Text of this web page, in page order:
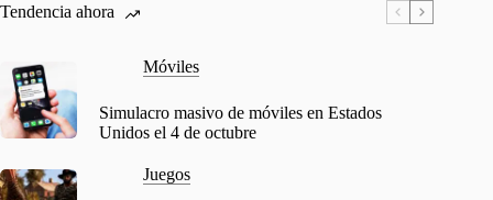
Tendencia ahora
Móviles
Simulacro masivo de móviles en Estados
Unidos el 4 de octubre
Juegos